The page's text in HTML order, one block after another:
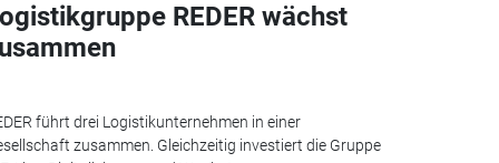
REDER wächst
führt drei Logistikunternehmen in einer
zusammen. Gleichzeitig investiert die Gruppe